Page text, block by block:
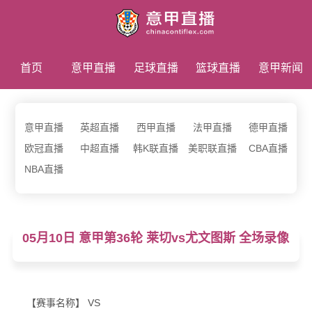
首页 意甲直播 足球直播 篮球直播 意甲新闻
意甲直播 英超直播 西甲直播 法甲直播
德甲直播
欧冠直播
中超直播 韩K联直播 美职联直播
CBA直播
NBA直播
05月10日 意甲第36轮 莱切vs尤文图斯 全场录像
【赛事名称】 VS